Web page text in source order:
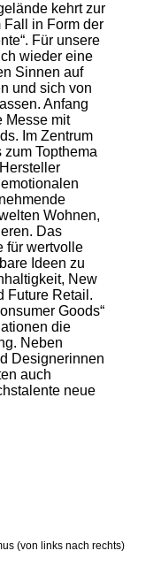
kehrt zur
Fall in Form der
Für unsere
wieder eine
Sinnen auf
und sich von
Anfang
Messe mit
Im Zentrum
Topthema
Wohnen,
Das
für wertvolle
Ideen zu
New
Future Retail.
Goods“
die
Neben
Designerinnen
auch
neue
(von links nach rechts)